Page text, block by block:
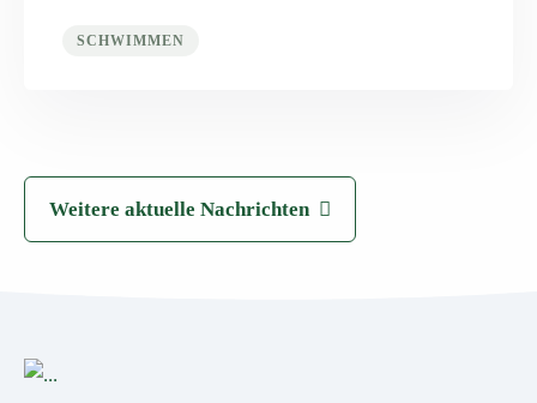
SCHWIMMEN
Weitere aktuelle Nachrichten